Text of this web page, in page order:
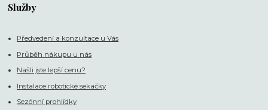
Služby
Předvedení a konzultace u Vás
Průběh nákupu u nás
Našli jste lepší cenu?
Instalace robotické sekačky
Sezónní prohlídky